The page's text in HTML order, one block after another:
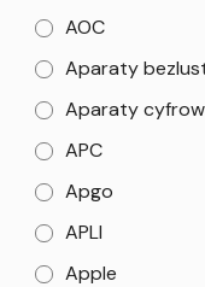
AOC
Aparaty
Aparaty
APC
Apgo
APLI
Apple